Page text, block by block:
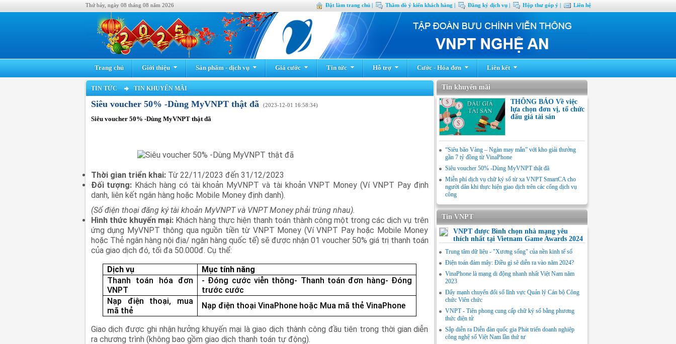
Thứ bảy, ngày 08 tháng 08 năm 2026 Liên hệ
Hộp thư góp ý |
Đăng ký dịch vụ |
Thăm dò ý kiến khách hàng |
Đặt làm trang chủ |
Trang chủ Giới thiệu Sản phẩm - dịch vụ Giá cước Tin tức Hỗ trợ Cước - Hóa đơn Liên kết
TIN TỨC TIN KHUYẾN MÃI
Siêu voucher 50% -Dùng MyVNPT thật đã (2023-12-01 16:58:34)
Siêu voucher 50% -Dùng MyVNPT thật đã
Thời gian triển khai: Từ 22/11/2023 đến 31/12/2023
Đối tượng: Khách hàng có tài khoản MyVNPT và tài khoản VNPT Money (Ví VNPT Pay định
danh, liên kết ngân hàng hoặc Mobile Money định danh).
(Số điện thoại đăng ký tài khoản MyVNPT và VNPT Money phải trùng nhau).
Hình thức khuyến mại: Khách hàng thực hiện thanh toán thành công một trong các dịch vụ trên
ứng dụng MyVNPT thông qua nguồn tiền từ VNPT Money (Ví VNPT Pay hoặc Mobile Money
hoặc Thẻ ngân hàng nội địa/ ngân hàng quốc tế) sẽ được nhận 01 voucher 50% giá trị thanh toán
của giao dịch đó, tối đa 50.000đ. Cụ thể:
Dịch vụ
Mục tính năng
Thanh toán hóa đơn
VNPT
- Đóng cước viễn thông- Thanh toán đơn hàng- Đóng
trước cước
Nạp điện thoại, mua
mã thẻ
Nạp điện thoại VinaPhone hoặc Mua mã thẻ VinaPhone
Giao dịch được ghi nhận hưởng khuyến mại là giao dịch thành công đầu tiên trong thời gian diễn
ra chương trình (không bao gồm giao dịch thanh toán tự động).
Tin khuyến mãi
THÔNG BÁO Về việc
lựa chọn đơn vị, tổ chức
đấu giá tài sản
“Siêu bão Vàng – Ngàn may mắn” với kho giải thưởng
gần 7 tỷ đồng từ VinaPhone
Siêu voucher 50% -Dùng MyVNPT thật đã
Miễn phí dịch vụ chữ ký số từ xa VNPT SmartCA cho
người dân khi thực hiện giao dịch trên các cổng dịch vụ
công
Tin VNPT
VNPT được Bình chọn nhà mạng yêu
thích nhất tại Vietnam Game Awards 2024
Trung tâm dữ liệu - "Xương sống" của nền kinh tế số
Điện toán đám mây: Điều gì sẽ diễn ra vào năm 2024?
VinaPhone là mạng di động nhanh nhất Việt Nam năm
2023
Đẩy mạnh chuyển đổi số lĩnh vực Quản lý Cán bộ Công
chức Viên chức
VNPT - Tiên phong cung cấp chữ ký số bằng phương
thức điện tử
Sắp diễn ra Diễn đàn quốc gia Phát triển doanh nghiệp
công nghệ số Việt Nam lần thứ tư